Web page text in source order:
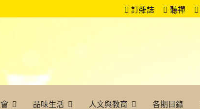
訂雜誌 聽禪
品味生活 人文與教育 各期目錄